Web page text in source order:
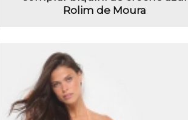
Rolim de Moura